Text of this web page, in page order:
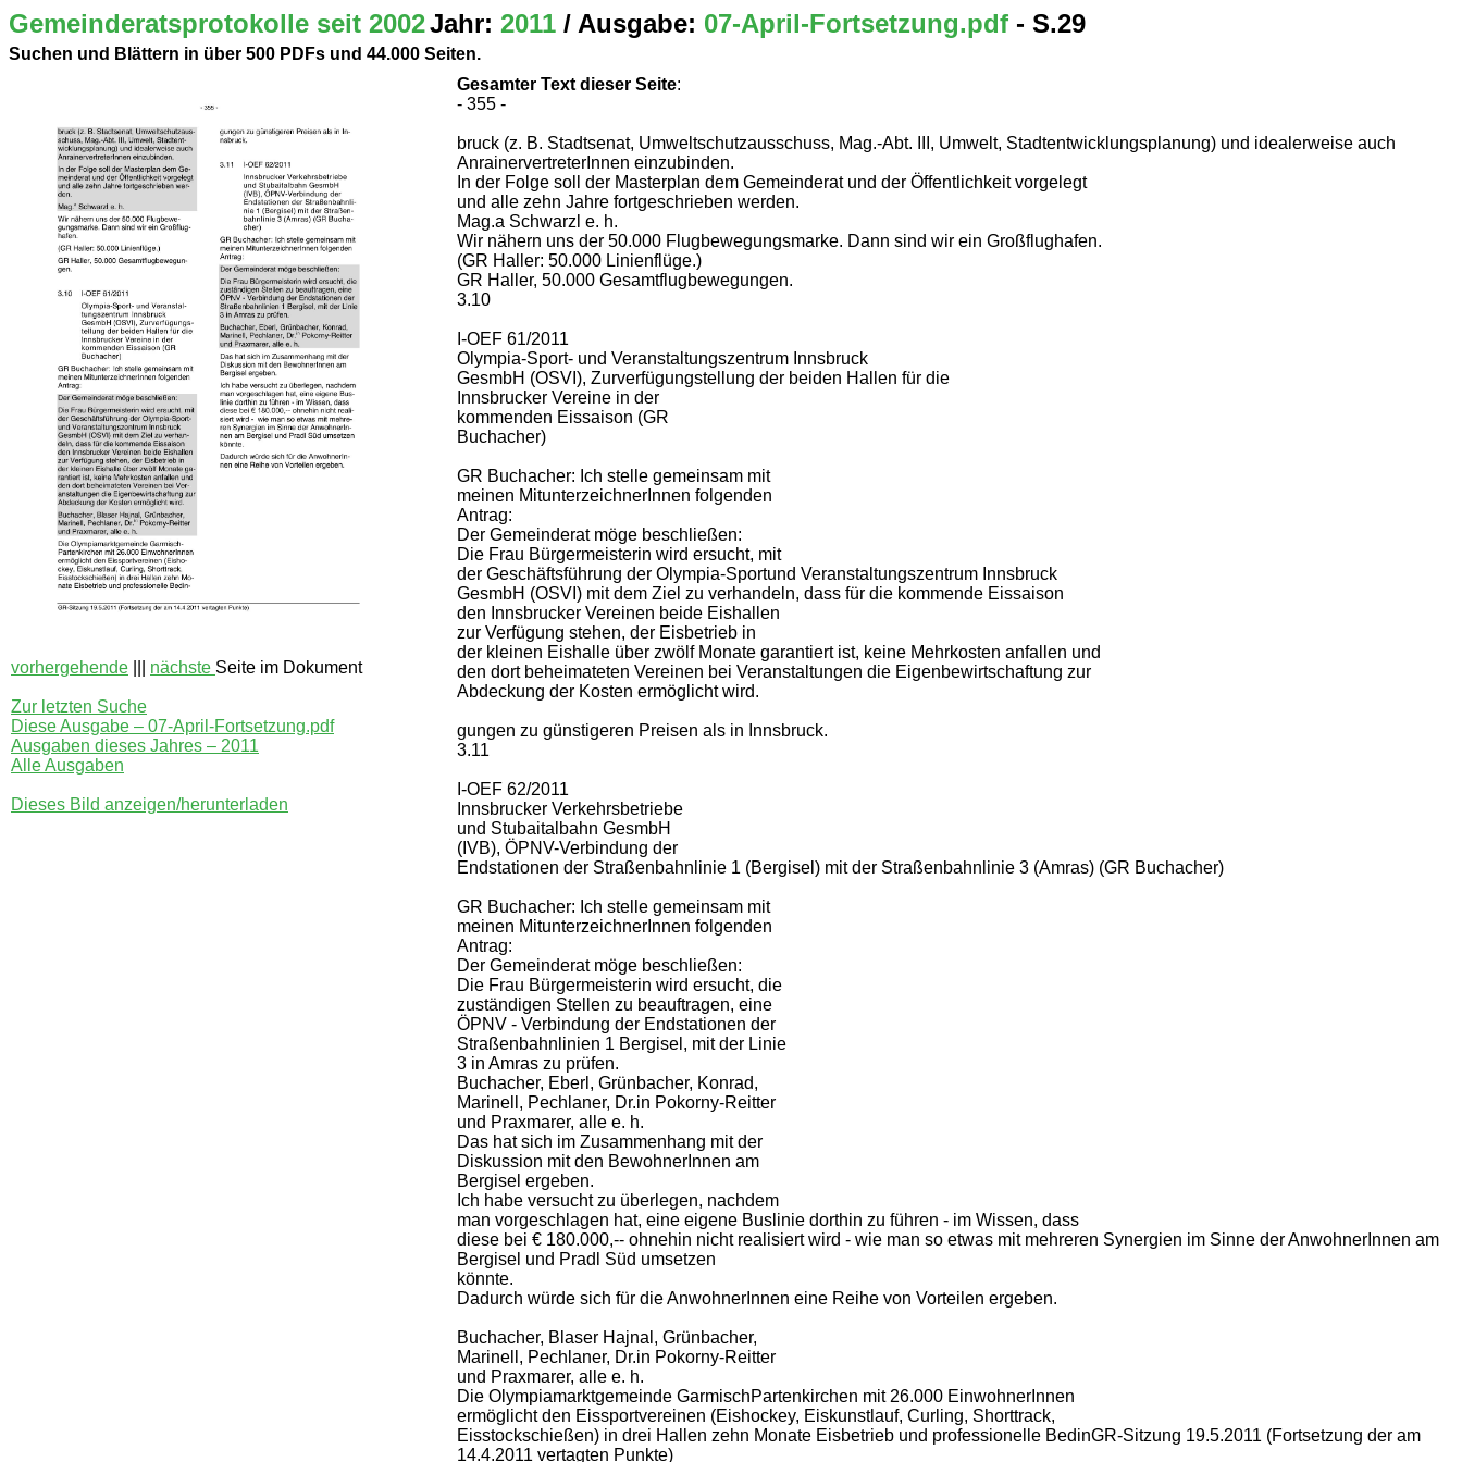
Gemeinderatsprotokolle seit 2002Jahr: 2011 / Ausgabe: 07-April-Fortsetzung.pdf - S.29
Suchen und Blättern in über 500 PDFs und 44.000 Seiten.
vorhergehende nächste Seite im Dokument
Zur letzten Suche
Diese Ausgabe – 07-April-Fortsetzung.pdf
Ausgaben dieses Jahres – 2011
Alle Ausgaben
Dieses Bild anzeigen/herunterladen
Gesamter Text dieser Seite:
- 355 -
bruck (z. B. Stadtsenat, Umweltschutzausschuss, Mag.-Abt. III, Umwelt, Stadtentwicklungsplanung) und idealerweise auch
AnrainervertreterInnen einzubinden.
In der Folge soll der Masterplan dem Gemeinderat und der Öffentlichkeit vorgelegt
und alle zehn Jahre fortgeschrieben werden.
Mag.a Schwarzl e. h.
Wir nähern uns der 50.000 Flugbewegungsmarke. Dann sind wir ein Großflughafen.
(GR Haller: 50.000 Linienflüge.)
GR Haller, 50.000 Gesamtflugbewegungen.
3.10
I-OEF 61/2011
Olympia-Sport- und Veranstaltungszentrum Innsbruck
GesmbH (OSVI), Zurverfügungstellung der beiden Hallen für die
Innsbrucker Vereine in der
kommenden Eissaison (GR
Buchacher)
GR Buchacher: Ich stelle gemeinsam mit
meinen MitunterzeichnerInnen folgenden
Antrag:
Der Gemeinderat möge beschließen:
Die Frau Bürgermeisterin wird ersucht, mit
der Geschäftsführung der Olympia-Sportund Veranstaltungszentrum Innsbruck
GesmbH (OSVI) mit dem Ziel zu verhandeln, dass für die kommende Eissaison
den Innsbrucker Vereinen beide Eishallen
zur Verfügung stehen, der Eisbetrieb in
der kleinen Eishalle über zwölf Monate garantiert ist, keine Mehrkosten anfallen und
den dort beheimateten Vereinen bei Veranstaltungen die Eigenbewirtschaftung zur
Abdeckung der Kosten ermöglicht wird.
gungen zu günstigeren Preisen als in Innsbruck.
3.11
I-OEF 62/2011
Innsbrucker Verkehrsbetriebe
und Stubaitalbahn GesmbH
(IVB), ÖPNV-Verbindung der
Endstationen der Straßenbahnlinie 1 (Bergisel) mit der Straßenbahnlinie 3 (Amras) (GR Buchacher)
GR Buchacher: Ich stelle gemeinsam mit
meinen MitunterzeichnerInnen folgenden
Antrag:
Der Gemeinderat möge beschließen:
Die Frau Bürgermeisterin wird ersucht, die
zuständigen Stellen zu beauftragen, eine
ÖPNV - Verbindung der Endstationen der
Straßenbahnlinien 1 Bergisel, mit der Linie
3 in Amras zu prüfen.
Buchacher, Eberl, Grünbacher, Konrad,
Marinell, Pechlaner, Dr.in Pokorny-Reitter
und Praxmarer, alle e. h.
Das hat sich im Zusammenhang mit der
Diskussion mit den BewohnerInnen am
Bergisel ergeben.
Ich habe versucht zu überlegen, nachdem
man vorgeschlagen hat, eine eigene Buslinie dorthin zu führen - im Wissen, dass
diese bei € 180.000,-- ohnehin nicht realisiert wird - wie man so etwas mit mehreren Synergien im Sinne der AnwohnerInnen am
Bergisel und Pradl Süd umsetzen
könnte.
Dadurch würde sich für die AnwohnerInnen eine Reihe von Vorteilen ergeben.
Buchacher, Blaser Hajnal, Grünbacher,
Marinell, Pechlaner, Dr.in Pokorny-Reitter
und Praxmarer, alle e. h.
Die Olympiamarktgemeinde GarmischPartenkirchen mit 26.000 EinwohnerInnen
ermöglicht den Eissportvereinen (Eishockey, Eiskunstlauf, Curling, Shorttrack,
Eisstockschießen) in drei Hallen zehn Monate Eisbetrieb und professionelle BedinGR-Sitzung 19.5.2011 (Fortsetzung der am
14.4.2011 vertagten Punkte)